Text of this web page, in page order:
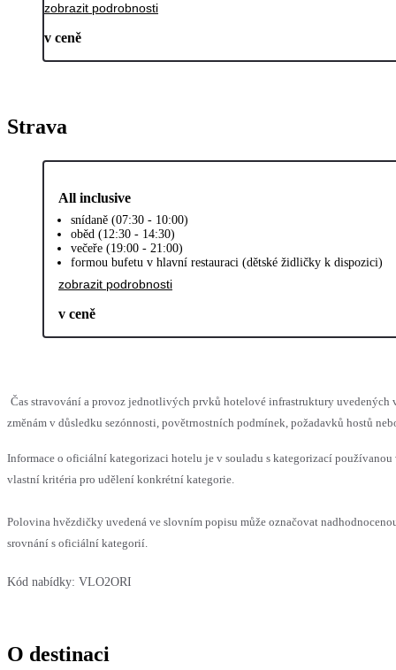
zobrazit podrobnosti
v ceně
Strava
All inclusive
snídaně (07:30 - 10:00)
oběd (12:30 - 14:30)
večeře (19:00 - 21:00)
formou bufetu v hlavní restauraci (dětské židličky k dispozici)
zobrazit podrobnosti
v ceně
Čas stravování a provoz jednotlivých prvků hotelové infrastruktury uvedených
změnám v důsledku sezónnosti, povětrnostních podmínek, požadavků hostů
Informace o oficiální kategorizaci hotelu je v souladu s kategorizací používanou
vlastní kritéria pro udělení konkrétní kategorie.
Polovina hvězdičky uvedená ve slovním popisu může označovat
srovnání s oficiální kategorií.
Kód nabídky: VLO2ORI
O destinaci